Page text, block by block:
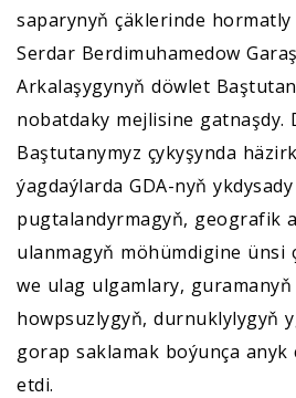
saparynyň çäklerinde
Serdar Berdimuhamedow
Arkalaşygynyň döwlet
nobatdaky mejlisine gatnaşdy.
Baştutanymyz çykyşynda
ýagdaýlarda GDA-nyň
pugtalandyrmagyň, geografik
ulanmagyň möhümdigine ünsi
we ulag ulgamlary,
howpsuzlygyň, durnuklylygyň
gorap saklamak boýunça
etdi.